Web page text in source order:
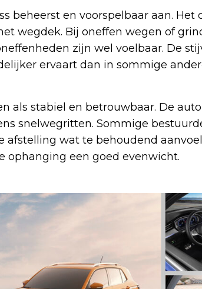
beheerst en voorspelbaar aan. Het
wegdek. Bij oneffen wegen of
zijn wel voelbaar. De
ervaart dan in sommige
als stabiel en betrouwbaar. De
snelwegritten. Sommige
afstelling wat te behoudend
ophanging een goed evenwicht.